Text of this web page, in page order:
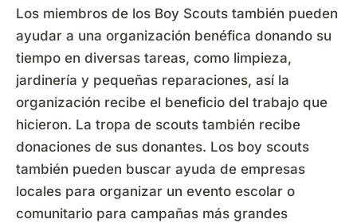
Los miembros de los Boy Scouts también pueden
ayudar a una organización benéfica donando su
tiempo en diversas tareas, como limpieza,
jardinería y pequeñas reparaciones, así la
organización recibe el beneficio del trabajo que
hicieron. La tropa de scouts también recibe
donaciones de sus donantes. Los boy scouts
también pueden buscar ayuda de empresas
locales para organizar un evento escolar o
comunitario para campañas más grandes